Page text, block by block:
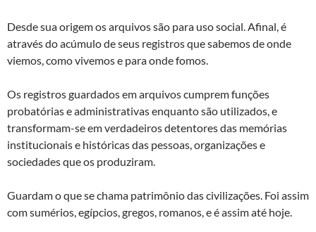
Desde sua origem os arquivos são para uso social. Afinal, é
através do acúmulo de seus registros que sabemos de onde
viemos, como vivemos e para onde fomos.
Os registros guardados em arquivos cumprem funções
probatórias e administrativas enquanto são utilizados, e
transformam-se em verdadeiros detentores das memórias
institucionais e históricas das pessoas, organizações e
sociedades que os produziram.
Guardam o que se chama patrimônio das civilizações. Foi assim
com sumérios, egípcios, gregos, romanos, e é assim até hoje.